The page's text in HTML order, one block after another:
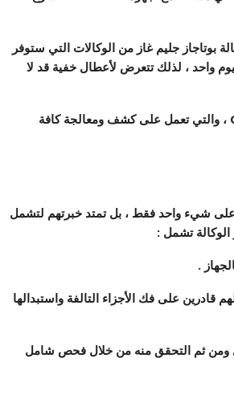
بوتاجاز جليم غاز من الوكالات التي ستوفر
واحد ، لذلك تتعرض لأعطال خفية قد لا
، والتي تعمل على كشف ومعالجة كافة
على شيء واحد فقط ، بل تمتد خبرتهم لتشمل
الوكالة تشمل :
قادرين على فك الأجزاء التالفة واستبدالها
ومن ثم التحقق منه من خلال فحص شامل